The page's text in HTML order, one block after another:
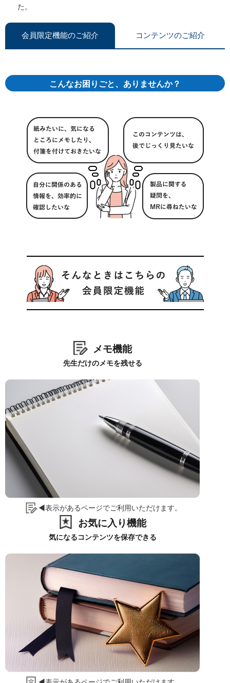
た。
会員限定機能のご紹介 コンテンツのご紹介
こんなお困りごと、ありませんか？
メモ機能
先生だけのメモを残せる
◀表示があるページでご利用いただけます。
お気に入り機能
気になるコンテンツを保存できる